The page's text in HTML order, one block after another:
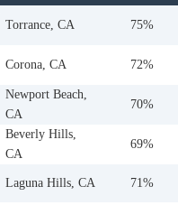
Torrance, CA 75%
Corona, CA 72%
Newport Beach,
CA
70%
Beverly Hills,
CA
69%
Laguna Hills, CA 71%